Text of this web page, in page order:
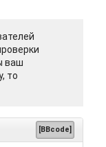
ваш
то
[BBcode]